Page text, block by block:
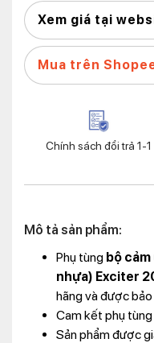
Xem giá tại
Mua trên
Chính sách đổi trả 1-1
Mô tả sản phẩm:
Phụ tùng bộ
nhựa) Exciter
hãng và được bảo
Cam kết phụ
Sản phẩm được